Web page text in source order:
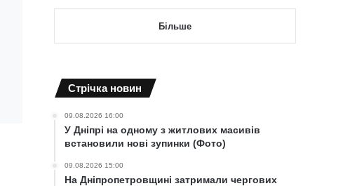
Більше
Cтрічка новин
09.08.2026 16:00
У Дніпрі на одному з житлових масивів
встановили нові зупинки (Фото)
09.08.2026 15:00
На Дніпропетровщині затримали чергових